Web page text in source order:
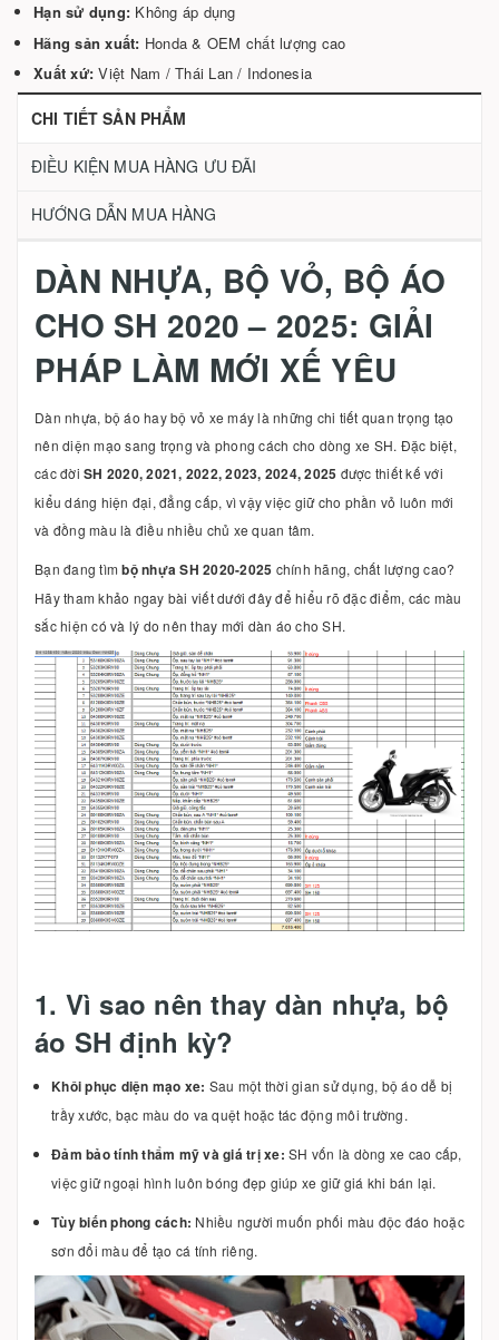
Hạn sử dụng: Không áp dụng
Hãng sản xuất: Honda & OEM chất lượng cao
Xuất xứ: Việt Nam / Thái Lan / Indonesia
CHI TIẾT SẢN PHẨM
ĐIỀU KIỆN MUA HÀNG ƯU ĐÃI
HƯỚNG DẪN MUA HÀNG
DÀN NHỰA, BỘ VỎ, BỘ ÁO
CHO SH 2020 – 2025: GIẢI
PHÁP LÀM MỚI XẾ YÊU
Dàn nhựa, bộ áo hay bộ vỏ xe máy là những chi tiết quan trọng tạo
nên diện mạo sang trọng và phong cách cho dòng xe SH. Đặc biệt,
các đời SH 2020, 2021, 2022, 2023, 2024, 2025 được thiết kế với
kiểu dáng hiện đại, đẳng cấp, vì vậy việc giữ cho phần vỏ luôn mới
và đồng màu là điều nhiều chủ xe quan tâm.
Bạn đang tìmbộ nhựa SH 2020-2025 chính hãng, chất lượng cao?
Hãy tham khảo ngay bài viết dưới đây để hiểu rõ đặc điểm, các màu
sắc hiện có và lý do nên thay mới dàn áo cho SH.
1. Vì sao nên thay dàn nhựa, bộ
áo SH định kỳ?
Khôi phục diện mạo xe: Sau một thời gian sử dụng, bộ áo dễ bị
trầy xước, bạc màu do va quệt hoặc tác động môi trường.
Đảm bảo tính thẩm mỹ và giá trị xe: SH vốn là dòng xe cao cấp,
việc giữ ngoại hình luôn bóng đẹp giúp xe giữ giá khi bán lại.
Tùy biến phong cách: Nhiều người muốn phối màu độc đáo hoặc
sơn đổi màu để tạo cá tính riêng.